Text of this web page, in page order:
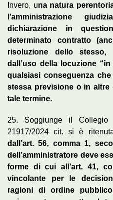
Invero, una natura
l’amministrazione
dichiarazione in
determinato contratto
risoluzione dello
dall’uso della locuzione
qualsiasi conseguenza
stessa previsione o in
tale termine.
25. Soggiunge il
21917/2024 cit. si è
dall’art. 56, comma 1,
dell’amministratore deve
forme di cui all’art. 41,
vincolante per le
ragioni di ordine